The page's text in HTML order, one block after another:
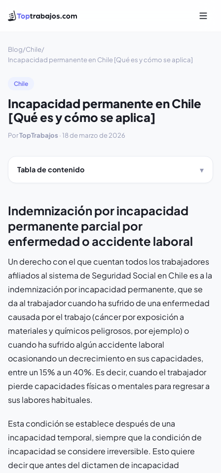
Blog/Chile/
Incapacidad permanente en Chile [Qué es y cómo se aplica]
Chile
Incapacidad permanente en Chile
[Qué es y cómo se aplica]
PorTopTrabajos ·18 de marzo de 2026
Tabla de contenido
Indemnización por incapacidad
permanente parcial por
enfermedad o accidente laboral
Un derecho con el que cuentan todos los trabajadores
afiliados al sistema de Seguridad Social en Chile es a la
indemnización por incapacidad permanente, que se
da al trabajador cuando ha sufrido de una enfermedad
causada por el trabajo (cáncer por exposición a
materiales y químicos peligrosos, por ejemplo) o
cuando ha sufrido algún accidente laboral
ocasionando un decrecimiento en sus capacidades,
entre un 15% a un 40%. Es decir, cuando el trabajador
pierde capacidades físicas o mentales para regresar a
sus labores habituales.
Esta condición se establece después de una
incapacidad temporal, siempre que la condición de
incapacidad se considere irreversible. Esto quiere
decir que antes del dictamen de incapacidad